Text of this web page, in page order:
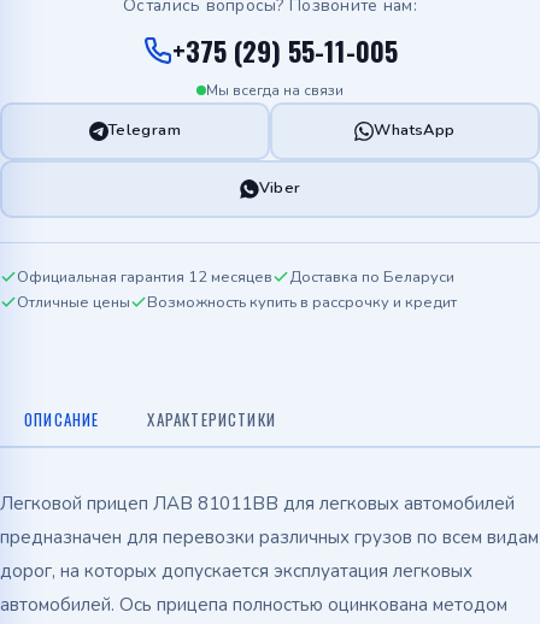
Остались вопросы? Позвоните нам:
+375 (29) 55-11-005
Мы всегда на связи
Telegram WhatsApp
Viber
Официальная гарантия 12 месяцев
Доставка по Беларуси
Отличные цены
Возможность купить в рассрочку и кредит
ОПИСАНИЕ ХАРАКТЕРИСТИКИ
Легковой прицеп ЛАВ 81011ВВ для легковых автомобилей
предназначен для перевозки различных грузов по всем видам
дорог, на которых допускается эксплуатация легковых
автомобилей. Ось прицепа полностью оцинкована методом